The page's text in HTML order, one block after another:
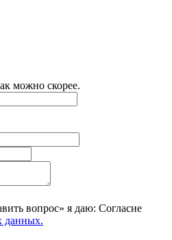
можно скорее.
вопрос» я даю: Согласие
данных.